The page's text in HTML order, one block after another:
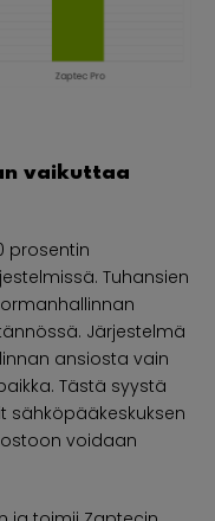
vaikuttaa
prosentin
Tuhansien
Järjestelmä
ansiosta vain
Tästä syystä
sähköpääkeskuksen
voidaan